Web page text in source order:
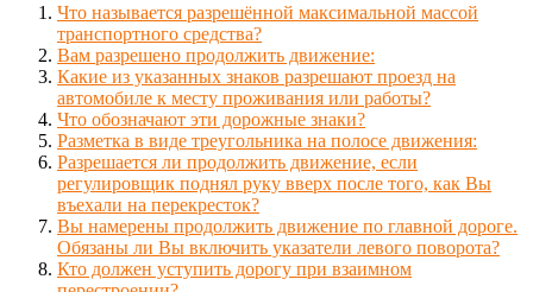
Что называется разрешённой максимальной массой
транспортного средства?
Вам разрешено продолжить движение:
Какие из указанных знаков разрешают проезд на
автомобиле к месту проживания или работы?
Что обозначают эти дорожные знаки?
Разметка в виде треугольника на полосе движения:
Разрешается ли продолжить движение, если
регулировщик поднял руку вверх после того, как Вы
въехали на перекресток?
Вы намерены продолжить движение по главной дороге.
Обязаны ли Вы включить указатели левого поворота?
Кто должен уступить дорогу при взаимном